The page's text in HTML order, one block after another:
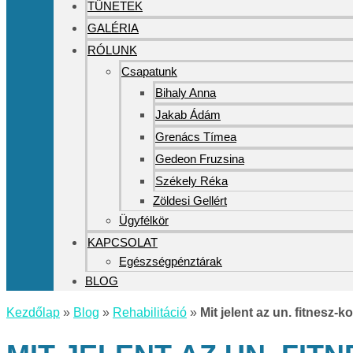
TÜNETEK
GALÉRIA
RÓLUNK
Csapatunk
Bihaly Anna
Jakab Ádám
Grenács Tímea
Gedeon Fruzsina
Székely Réka
Zöldesi Gellért
Ügyfélkör
KAPCSOLAT
Egészségpénztárak
BLOG
Kezdőlap » Blog » Rehabilitáció » Mit jelent az un. fitnesz-